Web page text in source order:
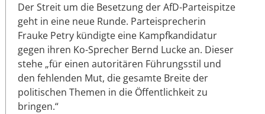
Der Streit um die Besetzung der AfD-Parteispitze
geht in eine neue Runde. Parteisprecherin
Frauke Petry kündigte eine Kampfkandidatur
gegen ihren Ko-Sprecher Bernd Lucke an. Dieser
stehe „für einen autoritären Führungsstil und
den fehlenden Mut, die gesamte Breite der
politischen Themen in die Öffentlichkeit zu
bringen.“